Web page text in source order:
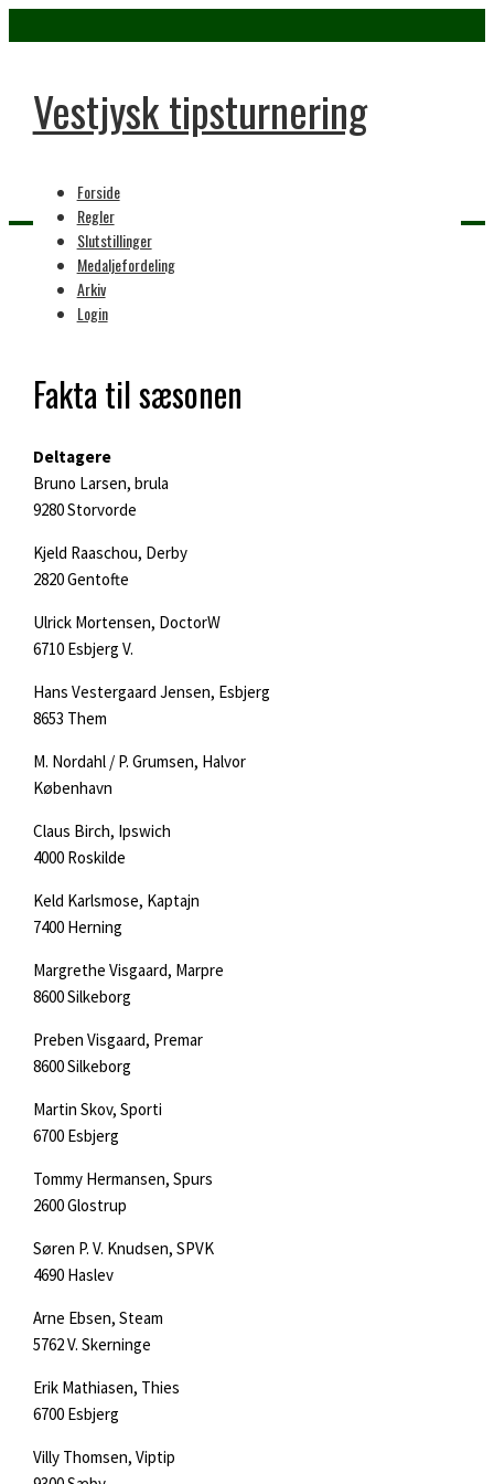
Vestjysk tipsturnering
Forside
Regler
Slutstillinger
Medaljefordeling
Arkiv
Login
Home
42. sæson
Fakta til sæsonen
Deltagere
Bruno Larsen, brula
9280 Storvorde
Kjeld Raaschou, Derby
2820 Gentofte
Ulrick Mortensen, DoctorW
6710 Esbjerg V.
Hans Vestergaard Jensen, Esbjerg
8653 Them
M. Nordahl / P. Grumsen, Halvor
København
Claus Birch, Ipswich
4000 Roskilde
Keld Karlsmose, Kaptajn
7400 Herning
Margrethe Visgaard, Marpre
8600 Silkeborg
Preben Visgaard, Premar
8600 Silkeborg
Martin Skov, Sporti
6700 Esbjerg
Tommy Hermansen, Spurs
2600 Glostrup
Søren P. V. Knudsen, SPVK
4690 Haslev
Arne Ebsen, Steam
5762 V. Skerninge
Erik Mathiasen, Thies
6700 Esbjerg
Villy Thomsen, Viptip